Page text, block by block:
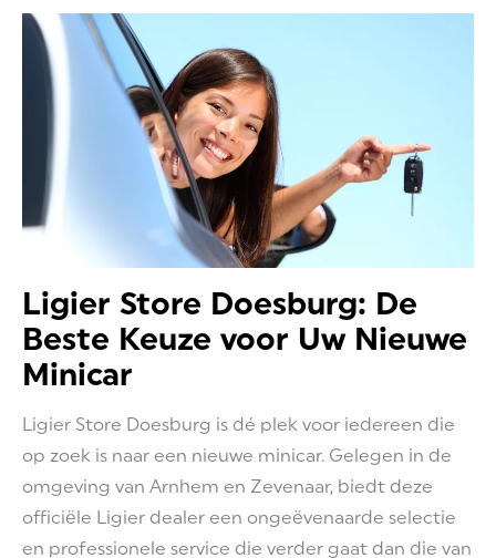
Ligier Store Doesburg: De
Beste Keuze voor Uw Nieuwe
Minicar
Ligier Store Doesburg is dé plek voor iedereen die
op zoek is naar een nieuwe minicar. Gelegen in de
omgeving van Arnhem en Zevenaar, biedt deze
officiële Ligier dealer een ongeëvenaarde selectie
en professionele service die verder gaat dan die van